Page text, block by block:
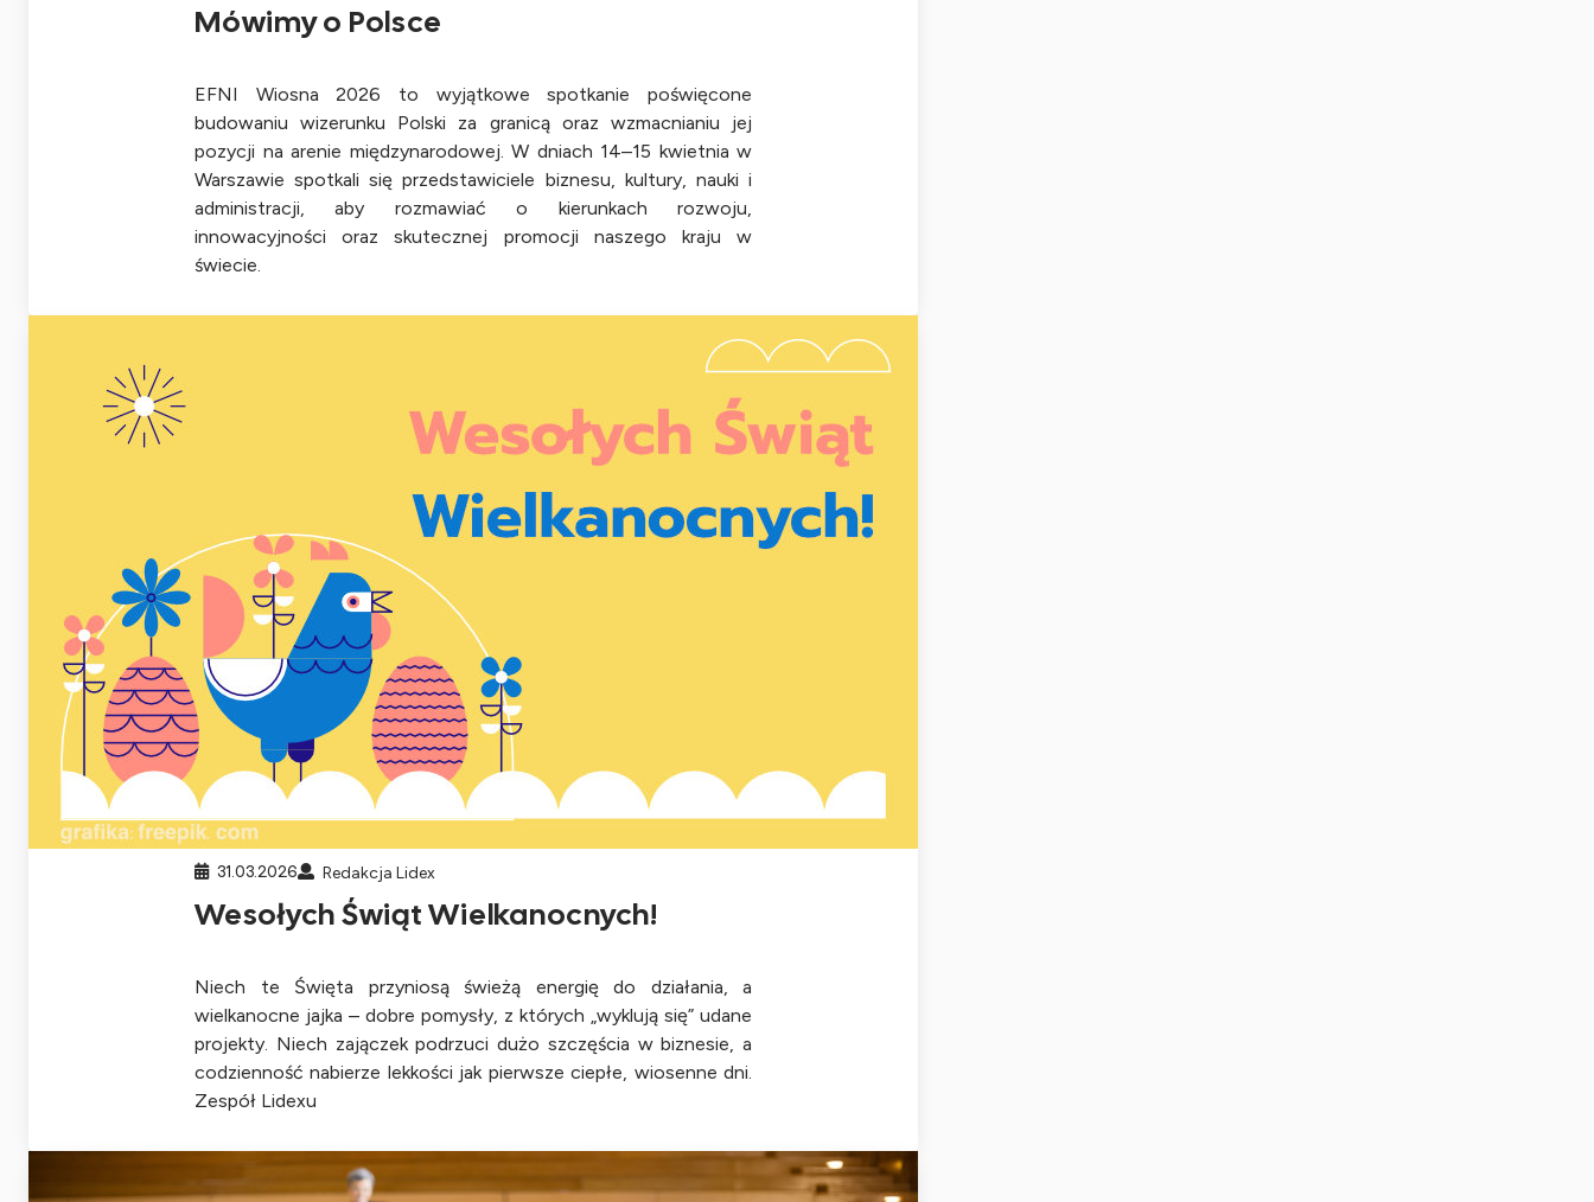
Mówimy o Polsce
EFNI Wiosna 2026 to wyjątkowe spotkanie poświęcone
budowaniu wizerunku Polski za granicą oraz wzmacnianiu jej
pozycji na arenie międzynarodowej. W dniach 14–15 kwietnia w
Warszawie spotkali się przedstawiciele biznesu, kultury, nauki i
administracji, aby rozmawiać o kierunkach rozwoju,
innowacyjności oraz skutecznej promocji naszego kraju w
świecie.
31.03.2026 Redakcja Lidex
Wesołych Świąt Wielkanocnych!
Niech te Święta przyniosą świeżą energię do działania, a
wielkanocne jajka – dobre pomysły, z których „wyklują się” udane
projekty. Niech zajączek podrzuci dużo szczęścia w biznesie, a
codzienność nabierze lekkości jak pierwsze ciepłe, wiosenne dni.
Zespół Lidexu